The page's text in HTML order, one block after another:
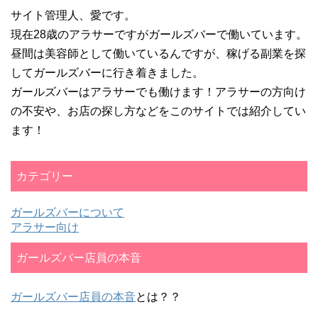
サイト管理人、愛です。
現在28歳のアラサーですがガールズバーで働いています。
昼間は美容師として働いているんですが、稼げる副業を探
してガールズバーに行き着きました。
ガールズバーはアラサーでも働けます！アラサーの方向け
の不安や、お店の探し方などをこのサイトでは紹介してい
ます！
カテゴリー
ガールズバーについて
アラサー向け
ガールズバー店員の本音
ガールズバー店員の本音とは？？